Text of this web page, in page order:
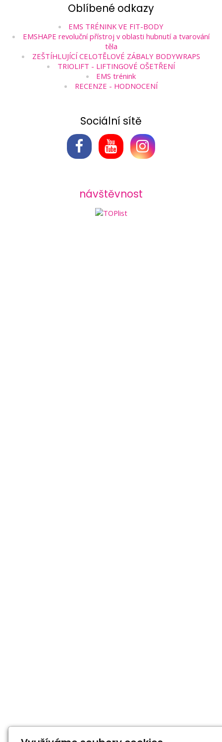
Oblíbené odkazy
EMS TRÉNINK VE FIT-BODY
EMSHAPE revoluční přístroj v oblasti hubnutí a tvarování
těla
ZEŠTÍHLUJÍCÍ CELOTĚLOVÉ ZÁBALY BODYWRAPS
TRIOLIFT - LIFTINGOVÉ OŠETŘENÍ
EMS trénink
RECENZE - HODNOCENÍ
Sociální sítě
návštěvnost